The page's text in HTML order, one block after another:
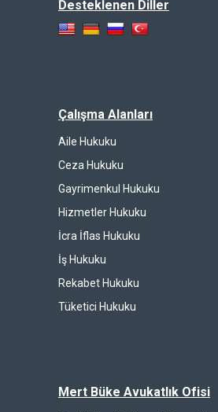
Desteklenen Diller
Çalışma Alanları
Aile Hukuku
Ceza Hukuku
Gayrimenkul Hukuku
Hizmetler Hukuku
İcra İflas Hukuku
İş Hukuku
Rekabet Hukuku
Tüketici Hukuku
Mert Büke Avukatlık Ofisi